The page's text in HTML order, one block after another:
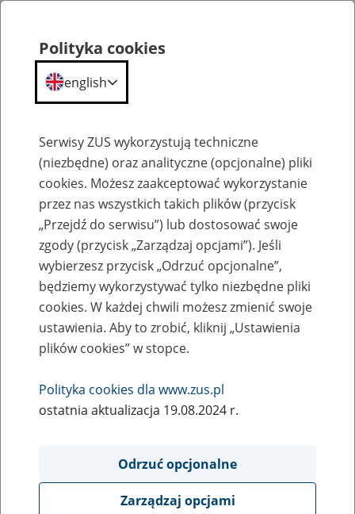
Szkolenia
Zaproś ZUS do siebie - zakładanie profili
eZUS w siedzibie Twojej firmy
Rodzaj wydarzenia
Szkolenia
obsługa klientów
Polityka cookies
english
Serwisy ZUS wykorzystują techniczne
(niezbędne) oraz analityczne (opcjonalne) pliki
cookies. Możesz zaakceptować wykorzystanie
przez nas wszystkich takich plików (przycisk
„Przejdź do serwisu”) lub dostosować swoje
zgody (przycisk „Zarządzaj opcjami”). Jeśli
wybierzesz przycisk „Odrzuć opcjonalne”,
będziemy wykorzystywać tylko niezbędne pliki
cookies. W każdej chwili możesz zmienić swoje
ustawienia. Aby to zrobić, kliknij „Ustawienia
plików cookies” w stopce.
Polityka cookies dla www.zus.pl
ostatnia aktualizacja 19.08.2024 r.
Odrzuć opcjonalne
Zarządzaj opcjami